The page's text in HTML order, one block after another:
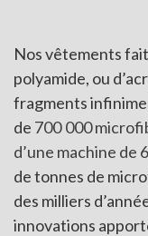
Nos vêtements
polyamide, ou
fragments
de 700 000
d’une machine de
de tonnes de
des milliers
innovations